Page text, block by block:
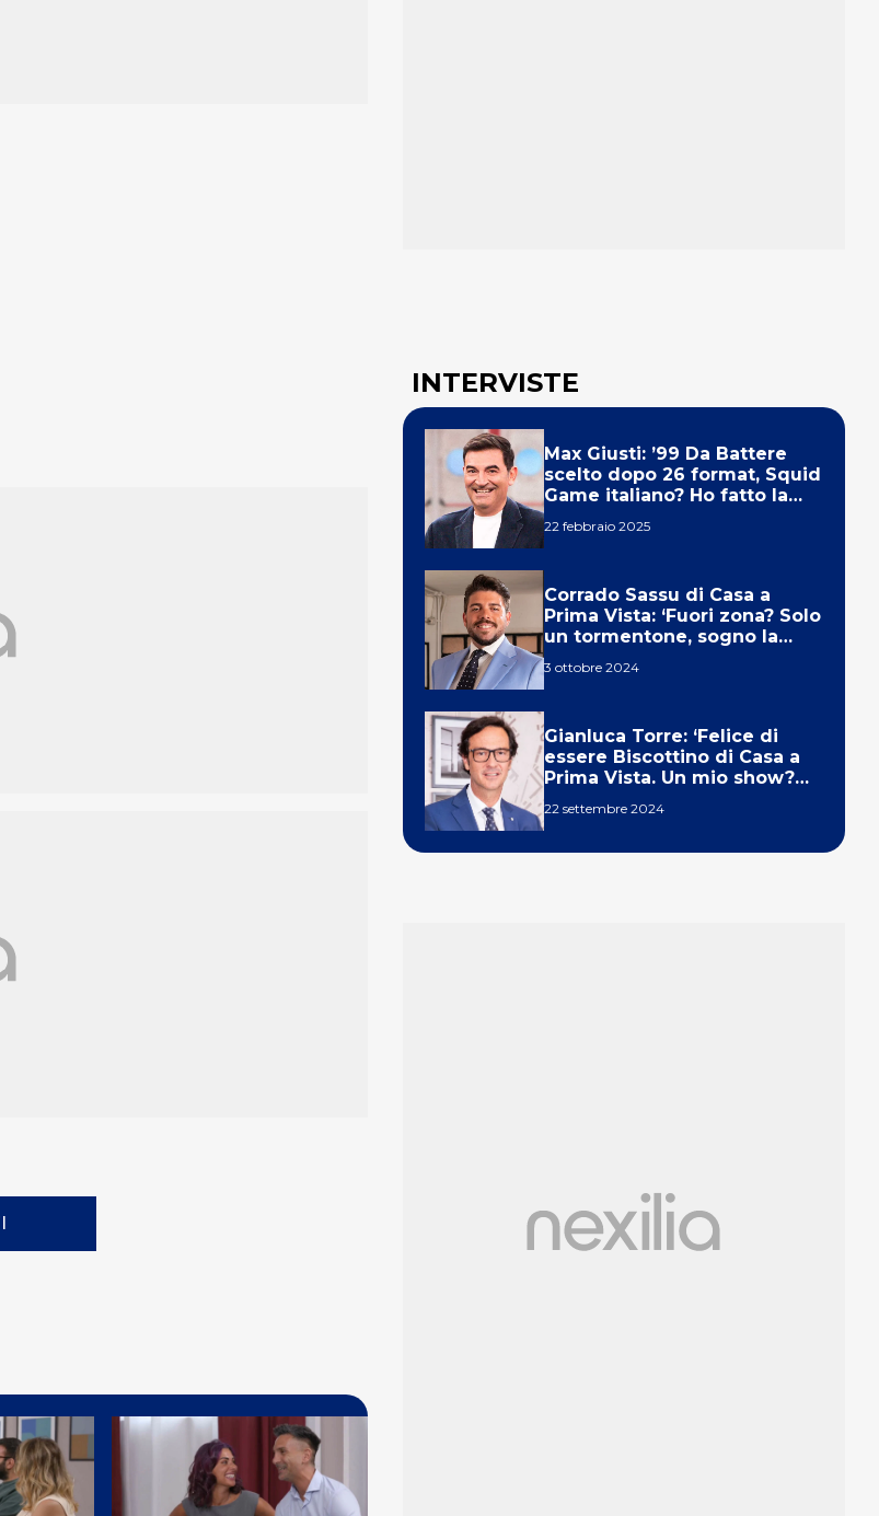
INTERVISTE
Max Giusti: ’99 Da Battere
scelto dopo 26 format, Squid
Game italiano? Ho fatto la
22 febbraio 2025
Corrado Sassu di Casa a
Prima Vista: ‘Fuori zona? Solo
un tormentone, sogno la
3 ottobre 2024
Gianluca Torre: ‘Felice di
essere Biscottino di Casa a
Prima Vista. Un mio show?
22 settembre 2024